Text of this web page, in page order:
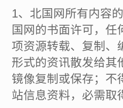
1、北国网所有内容
国网的书面许可，
项资源转载、复制、
形式的资讯散发给其
镜像复制或保存；不
站信息资料，必需取